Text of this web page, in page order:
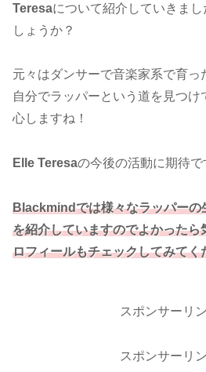
Teresaについて紹介していきま
しょうか？
元々はダンサーで音楽家系で育っ
自分でラッパーという道を見つ
心しますね！
Elle Teresaの今後の活動に期待で
Blackmindでは様々なラッパーの
を紹介していますのでよかったら
ロフィールもチェックしてみてく
スポンサーリ
スポンサーリ